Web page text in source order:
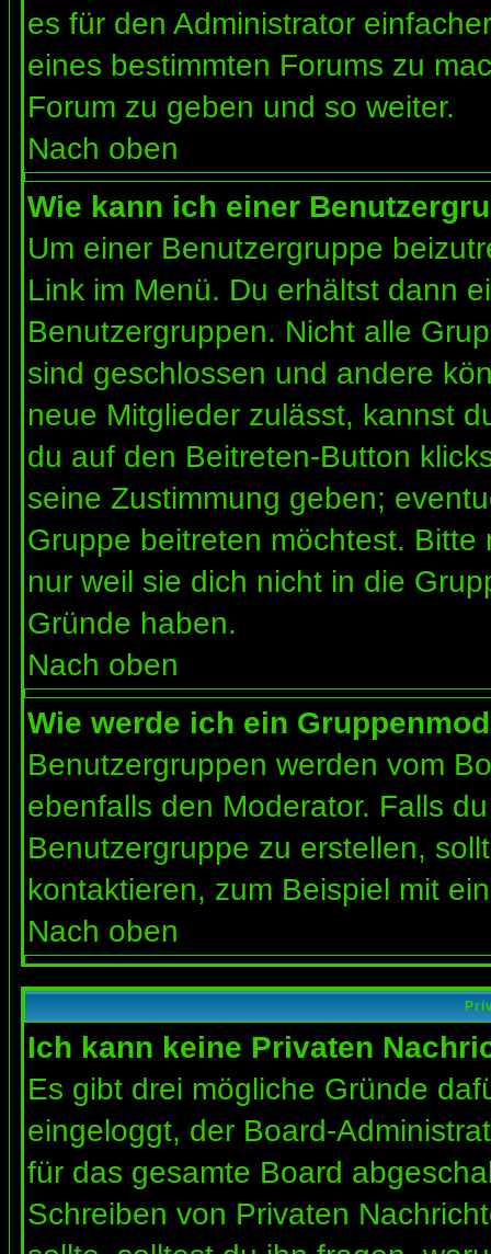
es für den Administrator
eines bestimmten Forums zu
Forum zu geben und so weiter.
Nach oben
Wie kann ich einer
Um einer Benutzergruppe
Link im Menü. Du erhältst dann
Benutzergruppen. Nicht alle
sind geschlossen und andere
neue Mitglieder zulässt, kannst
du auf den Beitreten-Button
seine Zustimmung geben;
Gruppe beitreten möchtest.
nur weil sie dich nicht in die
Gründe haben.
Nach oben
Wie werde ich ein
Benutzergruppen werden vom
ebenfalls den Moderator. Falls
Benutzergruppe zu erstellen,
kontaktieren, zum Beispiel mit
Nach oben
Ich kann keine Privaten
Es gibt drei mögliche Gründe
eingeloggt, der Board-
für das gesamte Board
Schreiben von Privaten